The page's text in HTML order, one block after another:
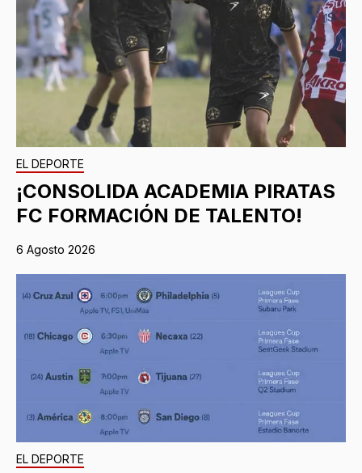
EL DEPORTE
¡CONSOLIDA ACADEMIA PIRATAS
FC FORMACIÓN DE TALENTO!
6 Agosto 2026
EL DEPORTE